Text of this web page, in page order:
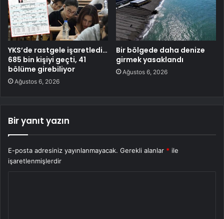
YKS’de rastgele işaretledi…
685 bin kişiyi geçti, 41
bölüme girebiliyor
Ağustos 6, 2026
Bir bölgede daha denize
girmek yasaklandı
Ağustos 6, 2026
Bir yanıt yazın
E-posta adresiniz yayınlanmayacak. Gerekli alanlar * ile
işaretlenmişlerdir